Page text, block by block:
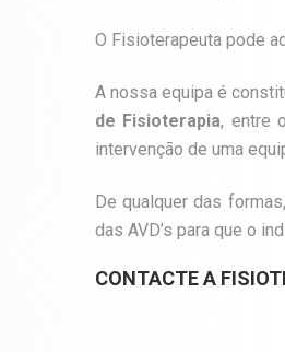
O Fisioterapeuta pode
A nossa equipa é
de Fisioterapia, entre
intervenção de uma
De qualquer das
das AVD’s para que o
CONTACTE A